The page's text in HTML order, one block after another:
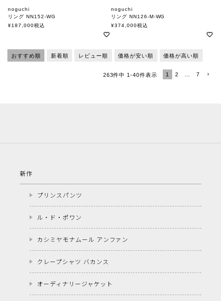
noguchi
リング NN152-WG
ノグチ
¥187,000税込
noguchi
リング NN126-M-WG
ノグチ
¥374,000税込
おすすめ順 新着順 レビュー順 価格が安い順 価格が高い順
263件中 1-40件表示 1 2 … 7
新作
プリンスパンツ
ル・ド・ポワン
カシミヤモナムール アンファン
クレープシャツ バカンス
オーディナリージャケット